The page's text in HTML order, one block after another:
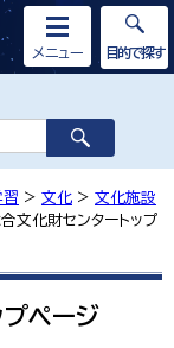
メニュー 目的で探す
習 > 文化 > 文化施設
文化財センタートップ
ページ